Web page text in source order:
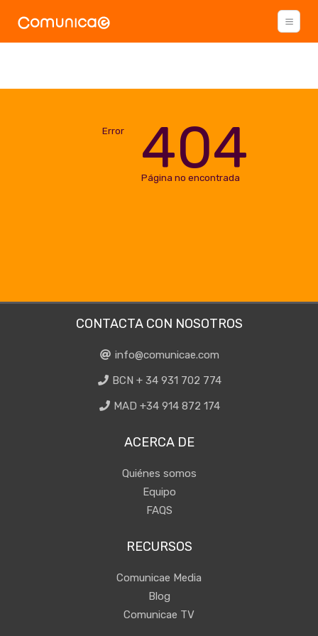
Error 404
Página no encontrada
CONTACTA CON NOSOTROS
info@comunicae.com
BCN + 34 931 702 774
MAD +34 914 872 174
ACERCA DE
Quiénes somos
Equipo
FAQS
RECURSOS
Comunicae Media
Blog
Comunicae TV